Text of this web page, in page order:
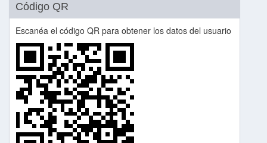
Código QR
Escanéa el código QR para obtener los datos del usuario